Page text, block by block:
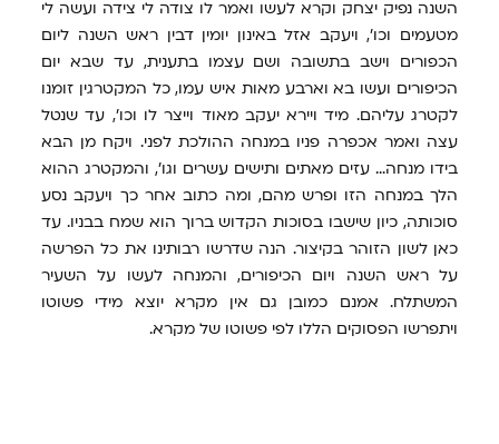
השנה נפיק יצחק וקרא לעשו ואמר לו צודה לי צידה ועשה לי
מטעמים וכו', ויעקב אזל באינון יומין דבין ראש השנה ליום
הכפורים וישב בתשובה ושם עצמו בתענית, עד שבא יום
הכיפורים ועשו בא וארבע מאות איש עמו, כל המקטרגין זומנו
לקטרג עליהם. מיד ויירא יעקב מאוד וייצר לו וכו', עד שנטל
עצה ואמר אכפרה פניו במנחה ההולכת לפני. ויקח מן הבא
בידו מנחה... עזים מאתים ותישים עשרים וגו', והמקטרג ההוא
הלך במנחה הזו ופרש מהם, ומה כתוב אחר כך ויעקב נסע
סוכותה, כיון שישבו בסוכות הקדוש ברוך הוא שמח בבניו. עד
כאן לשון הזוהר בקיצור. הנה שדרשו רבותינו את כל הפרשה
על ראש השנה ויום הכיפורים, והמנחה לעשו על השעיר
המשתלח. אמנם כמובן גם אין מקרא יוצא מידי פשוטו
ויתפרשו הפסוקים הללו לפי פשוטו של מקרא.